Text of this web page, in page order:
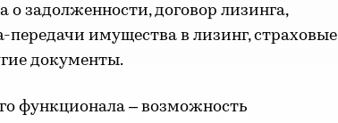
о задолженности, договор лизинга,
имущества в лизинг, страховые
документы.
функционала – возможность